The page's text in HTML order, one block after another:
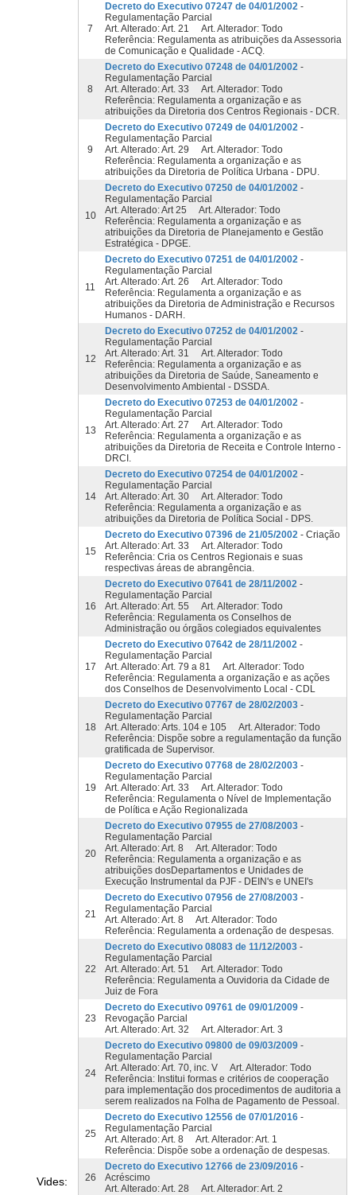
Vides:
7
Decreto do Executivo 07247 de 04/01/2002-
Regulamentação Parcial
Art. Alterado: Art. 21 Art. Alterador: Todo
Referência: Regulamenta as atribuições da Assessoria
de Comunicação e Qualidade - ACQ.
8
Decreto do Executivo 07248 de 04/01/2002-
Regulamentação Parcial
Art. Alterado: Art. 33 Art. Alterador: Todo
Referência: Regulamenta a organização e as
atribuições da Diretoria dos Centros Regionais - DCR.
9
Decreto do Executivo 07249 de 04/01/2002-
Regulamentação Parcial
Art. Alterado: Art. 29 Art. Alterador: Todo
Referência: Regulamenta a organização e as
atribuições da Diretoria de Política Urbana - DPU.
10
Decreto do Executivo 07250 de 04/01/2002-
Regulamentação Parcial
Art. Alterado: Art 25 Art. Alterador: Todo
Referência: Regulamenta a organização e as
atribuições da Diretoria de Planejamento e Gestão
Estratégica - DPGE.
11
Decreto do Executivo 07251 de 04/01/2002-
Regulamentação Parcial
Art. Alterado: Art. 26 Art. Alterador: Todo
Referência: Regulamenta a organização e as
atribuições da Diretoria de Administração e Recursos
Humanos - DARH.
12
Decreto do Executivo 07252 de 04/01/2002-
Regulamentação Parcial
Art. Alterado: Art. 31 Art. Alterador: Todo
Referência: Regulamenta a organização e as
atribuições da Diretoria de Saúde, Saneamento e
Desenvolvimento Ambiental - DSSDA.
13
Decreto do Executivo 07253 de 04/01/2002-
Regulamentação Parcial
Art. Alterado: Art. 27 Art. Alterador: Todo
Referência: Regulamenta a organização e as
atribuições da Diretoria de Receita e Controle Interno -
DRCI.
14
Decreto do Executivo 07254 de 04/01/2002-
Regulamentação Parcial
Art. Alterado: Art. 30 Art. Alterador: Todo
Referência: Regulamenta a organização e as
atribuições da Diretoria de Política Social - DPS.
15
Decreto do Executivo 07396 de 21/05/2002- Criação
Art. Alterado: Art. 33 Art. Alterador: Todo
Referência: Cria os Centros Regionais e suas
respectivas áreas de abrangência.
16
Decreto do Executivo 07641 de 28/11/2002-
Regulamentação Parcial
Art. Alterado: Art. 55 Art. Alterador: Todo
Referência: Regulamenta os Conselhos de
Administração ou órgãos colegiados equivalentes
17
Decreto do Executivo 07642 de 28/11/2002-
Regulamentação Parcial
Art. Alterado: Art. 79 a 81 Art. Alterador: Todo
Referência: Regulamenta a organização e as ações
dos Conselhos de Desenvolvimento Local - CDL
18
Decreto do Executivo 07767 de 28/02/2003-
Regulamentação Parcial
Art. Alterado: Arts. 104 e 105 Art. Alterador: Todo
Referência: Dispõe sobre a regulamentação da função
gratificada de Supervisor.
19
Decreto do Executivo 07768 de 28/02/2003-
Regulamentação Parcial
Art. Alterado: Art. 33 Art. Alterador: Todo
Referência: Regulamenta o Nível de Implementação
de Política e Ação Regionalizada
20
Decreto do Executivo 07955 de 27/08/2003-
Regulamentação Parcial
Art. Alterado: Art. 8 Art. Alterador: Todo
Referência: Regulamenta a organização e as
atribuições dosDepartamentos e Unidades de
Execução Instrumental da PJF - DEIN's e UNEI's
21
Decreto do Executivo 07956 de 27/08/2003-
Regulamentação Parcial
Art. Alterado: Art. 8 Art. Alterador: Todo
Referência: Regulamenta a ordenação de despesas.
22
Decreto do Executivo 08083 de 11/12/2003-
Regulamentação Parcial
Art. Alterado: Art. 51 Art. Alterador: Todo
Referência: Regulamenta a Ouvidoria da Cidade de
Juiz de Fora
23
Decreto do Executivo 09761 de 09/01/2009-
Revogação Parcial
Art. Alterado: Art. 32 Art. Alterador: Art. 3
24
Decreto do Executivo 09800 de 09/03/2009-
Regulamentação Parcial
Art. Alterado: Art. 70, inc. V Art. Alterador: Todo
Referência: Institui formas e critérios de cooperação
para implementação dos procedimentos de auditoria a
serem realizados na Folha de Pagamento de Pessoal.
25
Decreto do Executivo 12556 de 07/01/2016-
Regulamentação Parcial
Art. Alterado: Art. 8 Art. Alterador: Art. 1
Referência: Dispõe sobe a ordenação de despesas.
26
Decreto do Executivo 12766 de 23/09/2016-
Acréscimo
Art. Alterado: Art. 28 Art. Alterador: Art. 2